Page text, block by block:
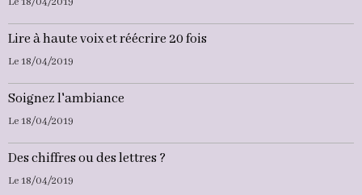
Le 18/04/2019
Lire à haute voix et réécrire 20 fois
Le 18/04/2019
Soignez l'ambiance
Le 18/04/2019
Des chiffres ou des lettres ?
Le 18/04/2019